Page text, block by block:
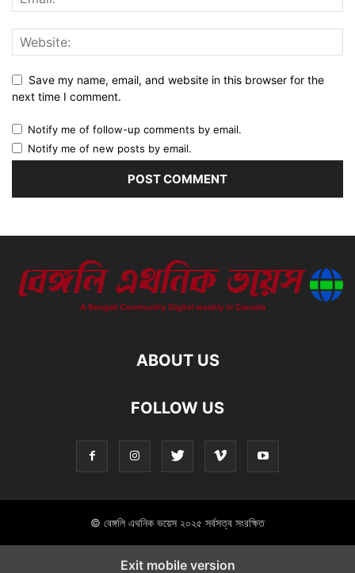
Save my name, email, and website in this browser for the
next time I comment.
Notify me of follow-up comments by email.
Notify me of new posts by email.
ABOUT US
FOLLOW US
© বেঙ্গলি এথনিক ভয়েস ২০২৫ সর্বসত্ব সংরক্ষিত
Exit mobile version